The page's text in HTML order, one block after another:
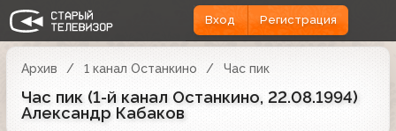
Вход Регистрация
Архив 1 канал Останкино Час пик
Час пик (1-й канал Останкино, 22.08.1994)
Александр Кабаков